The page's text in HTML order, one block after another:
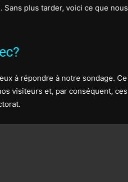
plus tarder, voici ce que nous
à répondre à notre sondage. Ce
visiteurs et, par conséquent, ces